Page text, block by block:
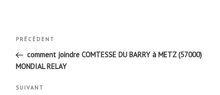
Navigation
de
l’article
Article
précédent
PRÉCÉDENT
comment joindre COMTESSE DU BARRY à METZ (57000)
MONDIAL RELAY
Article
SUIVANT